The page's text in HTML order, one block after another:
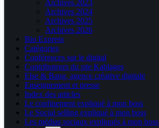
Archives 2023
Archives 2024
Archives 2025
Archives 2026
Bio Express
Catégories
Conférences sur le digital
Contributeurs du site Kablages
Else & Bang, agence créative digitale
Enseignement et presse
Index des articles
Le confinement expliqué à mon boss
Le Social selling expliqué à mon boss
Les médias sociaux expliqués à mon boss